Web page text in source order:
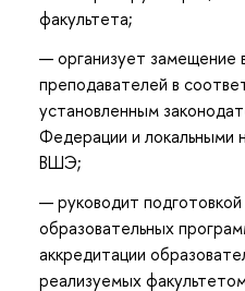
факультета;
организует замещение
преподавателей в
установленным
Федерации и
ВШЭ;
руководит
образовательных
аккредитации
реализуемых